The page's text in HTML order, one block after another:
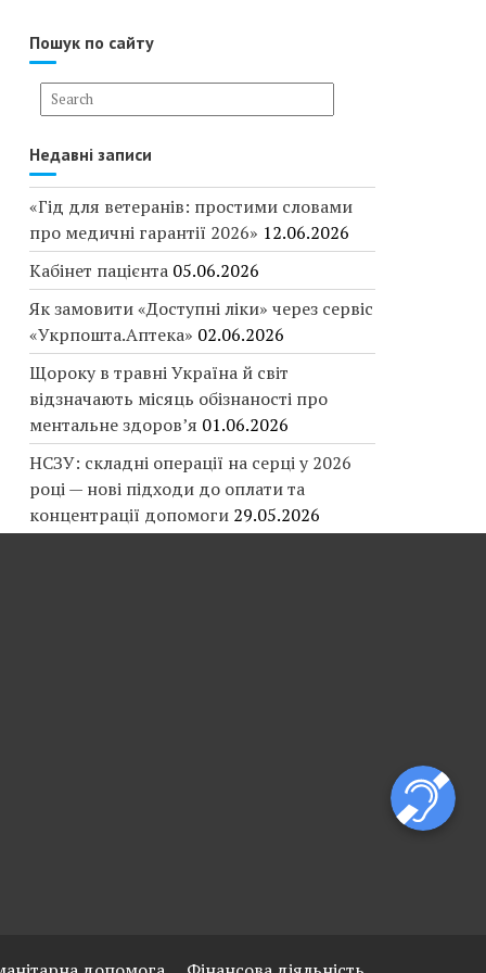
Пошук по сайту
Недавні записи
«Гід для ветеранів: простими словами
про медичні гарантії 2026» 12.06.2026
Кабінет пацієнта 05.06.2026
Як замовити «Доступні ліки» через сервіс
«Укрпошта.Аптека» 02.06.2026
Щороку в травні Україна й світ
відзначають місяць обізнаності про
ментальне здоров’я 01.06.2026
НСЗУ: складні операції на серці у 2026
році — нові підходи до оплати та
концентрації допомоги 29.05.2026